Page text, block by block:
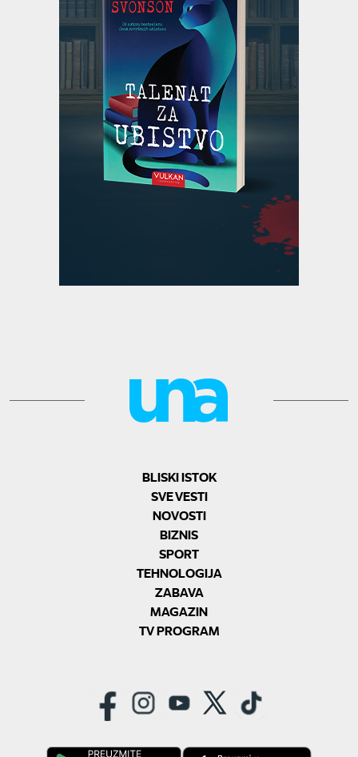
BLISKI ISTOK
SVE VESTI
NOVOSTI
BIZNIS
SPORT
TEHNOLOGIJA
ZABAVA
MAGAZIN
TV PROGRAM